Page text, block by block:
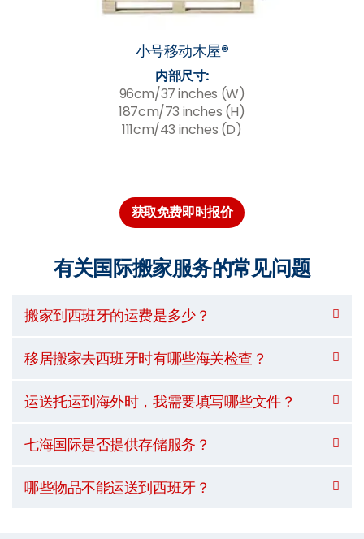
小号移动木屋®
内部尺寸:
96cm/37 inches (W)
187cm/73 inches (H)
111cm/43 inches (D)
获取免费即时报价
有关国际搬家服务的常见问题
搬家到西班牙的运费是多少？
移居搬家去西班牙时有哪些海关检查？
运送托运到海外时，我需要填写哪些文件？
七海国际是否提供存储服务？
哪些物品不能运送到西班牙？